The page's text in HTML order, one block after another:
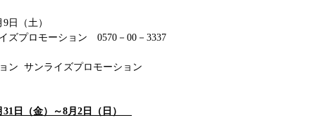
9日（土）
ズプロモーション　0570－00－3337
ン  サンライズプロモーション
31日（金）～8月2日（日）